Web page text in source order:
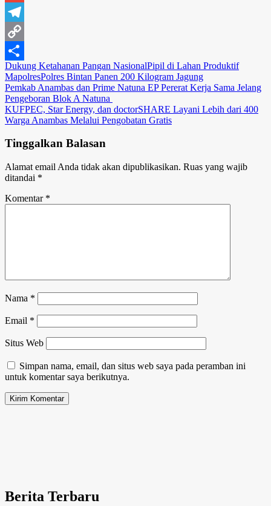
Gmail
Telegram
Copy
Link
Share
Dukung Ketahanan Pangan NasionalPipil di Lahan Produktif
MapolresPolres Bintan Panen 200 Kilogram Jagung
Navigasi
pos
Pemkab Anambas dan Prime Natuna EP Pererat Kerja Sama Jelang
Pengeboran Blok A Natuna ‎
KUFPEC, Star Energy, dan doctorSHARE Layani Lebih dari 400
Warga Anambas Melalui Pengobatan Gratis
Tinggalkan Balasan
Alamat email Anda tidak akan dipublikasikan. Ruas yang wajib
ditandai *
Komentar *
Nama *
Email *
Situs Web
Simpan nama, email, dan situs web saya pada peramban ini
untuk komentar saya berikutnya.
Berita Terbaru